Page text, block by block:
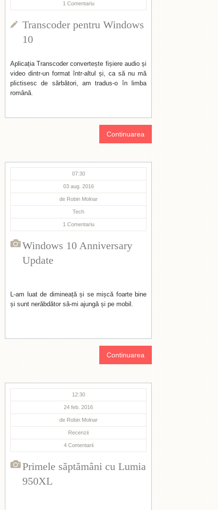
1 Comentariu
Transcoder pentru Windows
10
Aplicația Transcoder convertește fișiere audio și
video dintr-un format într-altul și, ca să nu mă
plictisesc de sărbători, am tradus-o în limba
română.
Continuarea
07:30
03 aug. 2016
de Robin Molnar
Tech
1 Comentariu
Windows 10 Anniversary
Update
L-am luat de dimineață și se mișcă foarte bine
și sunt nerăbdător să-mi ajungă și pe mobil.
Continuarea
12:30
24 feb. 2016
de Robin Molnar
Recenzii
4 Comentarii
Primele săptămâni cu Lumia
950XL